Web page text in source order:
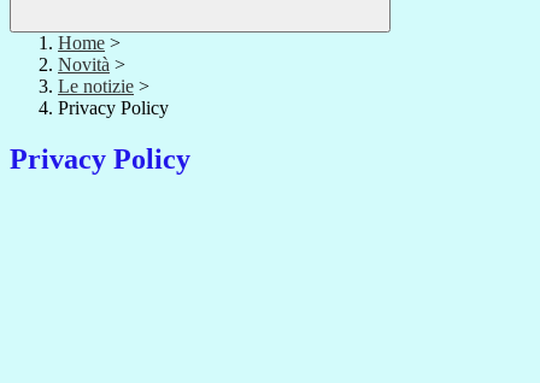
Home >
Novità >
Le notizie >
Privacy Policy
Privacy Policy